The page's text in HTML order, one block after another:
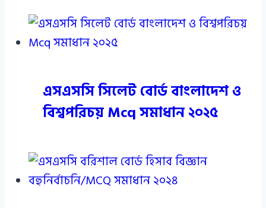
এসএসসি সিলেট বোর্ড বাংলাদেশ ও
বিশ্বপরিচয় Mcq সমাধান ২০২৫